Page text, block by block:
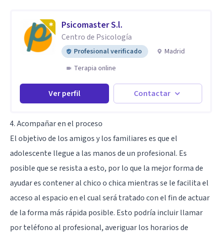
Psicomaster S.l.
Centro de Psicología
Profesional verificado
Madrid
Terapia online
Ver perfil Contactar
4. Acompañar en el proceso
El objetivo de los amigos y los familiares es que el
adolescente llegue a las manos de un profesional. Es
posible que se resista a esto, por lo que la mejor forma de
ayudar es contener al chico o chica mientras se le facilita el
acceso al espacio en el cual será tratado con el fin de actuar
de la forma más rápida posible. Esto podría incluir llamar
por teléfono al profesional, averiguar los horarios de